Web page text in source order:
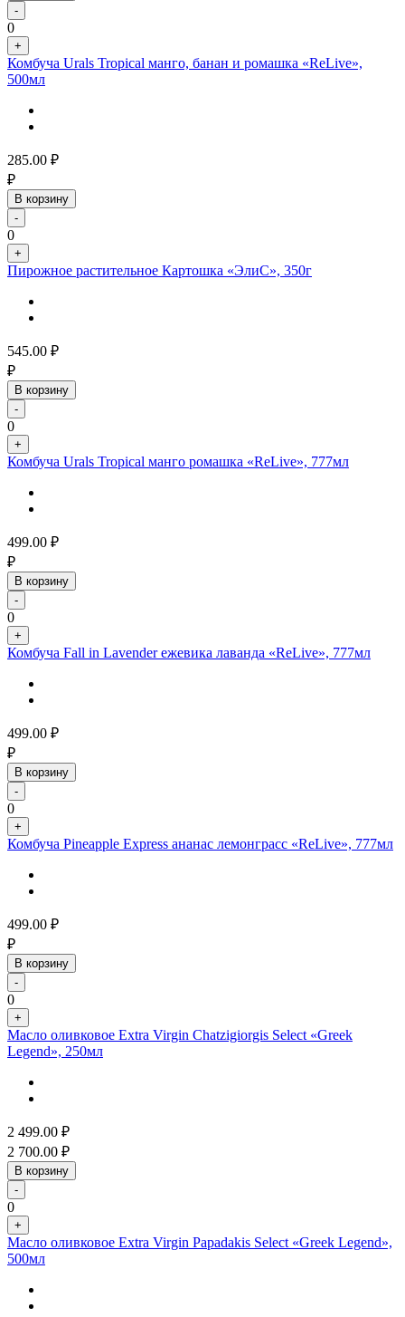
-
0
+
Комбуча Urals Tropical манго, банан и ромашка «ReLive»,
500мл
285.00 ₽
₽
В корзину
-
0
+
Пирожное растительное Картошка «ЭлиС», 350г
545.00 ₽
₽
В корзину
-
0
+
Комбуча Urals Tropical манго ромашка «ReLive», 777мл
499.00 ₽
₽
В корзину
-
0
+
Комбуча Fall in Lavender ежевика лаванда «ReLive», 777мл
499.00 ₽
₽
В корзину
-
0
+
Комбуча Pineapple Express ананас лемонграсс «ReLive», 777мл
499.00 ₽
₽
В корзину
-
0
+
Масло оливковое Extra Virgin Chatzigiorgis Select «Greek
Legend», 250мл
2 499.00 ₽
2 700.00 ₽
В корзину
-
0
+
Масло оливковое Extra Virgin Papadakis Select «Greek Legend»,
500мл